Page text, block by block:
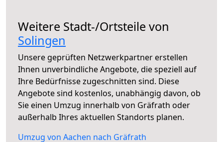
Weitere Stadt-/Ortsteile von
Solingen
Unsere geprüften Netzwerkpartner erstellen
Ihnen unverbindliche Angebote, die speziell auf
Ihre Bedürfnisse zugeschnitten sind. Diese
Angebote sind kostenlos, unabhängig davon, ob
Sie einen Umzug innerhalb von Gräfrath oder
außerhalb Ihres aktuellen Standorts planen.
Umzug von Aachen nach Gräfrath